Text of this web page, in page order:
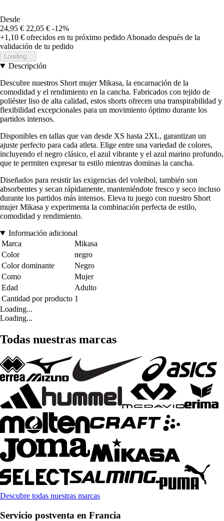
Desde
24,95 € 22,05 € -12%
+1,10 € ofrecidos en tu próximo pedido Abonado después de la
validación de tu pedido
Loading...
Descripción
Descubre nuestros Short mujer Mikasa, la encarnación de la
comodidad y el rendimiento en la cancha. Fabricados con tejido de
poliéster liso de alta calidad, estos shorts ofrecen una transpirabilidad y
flexibilidad excepcionales para un movimiento óptimo durante los
partidos intensos.
Disponibles en tallas que van desde XS hasta 2XL, garantizan un
ajuste perfecto para cada atleta. Elige entre una variedad de colores,
incluyendo el negro clásico, el azul vibrante y el azul marino profundo,
que te permiten expresar tu estilo mientras dominas la cancha.
Diseñados para resistir las exigencias del voleibol, también son
absorbentes y secan rápidamente, manteniéndote fresco y seco incluso
durante los partidos más intensos. Eleva tu juego con nuestro Short
mujer Mikasa y experimenta la combinación perfecta de estilo,
comodidad y rendimiento.
Información adicional
Marca
Mikasa
Color
negro
Color dominante
Negro
Como
Mujer
Edad
Adulto
Cantidad por producto 1
Loading...
Loading...
Todas nuestras marcas
Descubre todas nuestras marcas
Servicio postventa en Francia